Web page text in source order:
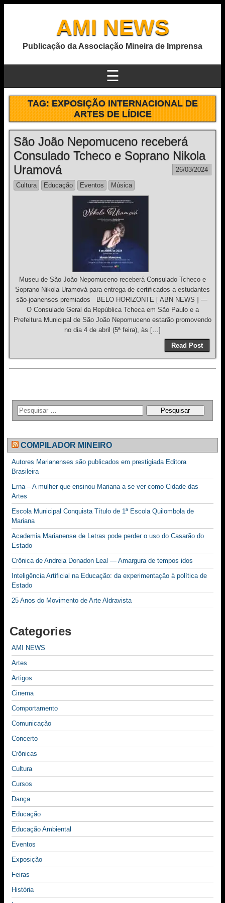
AMI NEWS
Publicação da Associação Mineira de Imprensa
☰
TAG:EXPOSIÇÃO INTERNACIONAL DE
ARTES DE LÍDICE
São João Nepomuceno receberá
Consulado Tcheco e Soprano Nikola
Uramová
26/03/2024
Cultura Educação Eventos Música
Museu de São João Nepomuceno receberá Consulado Tcheco e
Soprano Nikola Uramová para entrega de certificados a estudantes
são-joanenses premiados BELO HORIZONTE [ ABN NEWS ] —
O Consulado Geral da República Tcheca em São Paulo e a
Prefeitura Municipal de São João Nepomuceno estarão promovendo
no dia 4 de abril (5ª feira), às […]
Read Post
COMPILADOR MINEIRO
Autores Marianenses são publicados em prestigiada Editora
Brasileira
Erna – A mulher que ensinou Mariana a se ver como Cidade das
Artes
Escola Municipal Conquista Título de 1ª Escola Quilombola de
Mariana
Academia Marianense de Letras pode perder o uso do Casarão do
Estado
Crônica de Andreia Donadon Leal — Amargura de tempos idos
Inteligência Artificial na Educação: da experimentação à política de
Estado
25 Anos do Movimento de Arte Aldravista
Categories
AMI NEWS
Artes
Artigos
Cinema
Comportamento
Comunicação
Concerto
Crônicas
Cultura
Cursos
Dança
Educação
Educação Ambiental
Eventos
Exposição
Feiras
História